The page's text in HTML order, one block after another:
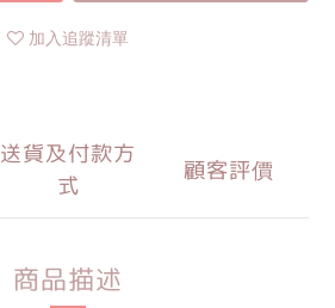
加入追蹤清單
送貨及付款方
式
顧客評價
商品描述